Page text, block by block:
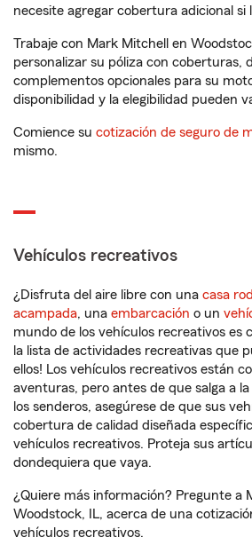
necesite agregar cobertura adicional si
Trabaje con Mark Mitchell en
personalizar su póliza con coberturas,
complementos opcionales para su
disponibilidad y la elegibilidad pueden
Comience su cotización de seguro de
mismo.
Vehículos recreativos
¿Disfruta del aire libre con una casa
acampada, una embarcación o un
mundo de los vehículos recreativos es
la lista de actividades recreativas que
ellos! Los vehículos recreativos están
aventuras, pero antes de que salga a
los senderos, asegúrese de que sus
cobertura de calidad diseñada
vehículos recreativos. Proteja sus
dondequiera que vaya.
¿Quiere más información? Pregunte a
Woodstock, IL, acerca de una
vehículos recreativos.